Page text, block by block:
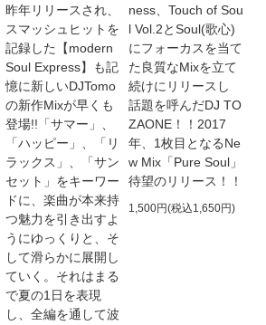
昨年リリースされ、
スマッシュヒットを
記録した【modern
Soul Express】も記
憶に新しいDJTomo
の新作Mixが早くも
登場!!「サマー」、
「ハッピー」、「リ
ラックス」、「サン
セット」をキーワー
ドに、楽曲が本来持
つ魅力を引き出すよ
うにゆっくりと、そ
して滑らかに展開し
ていく。それはまる
で夏の1日を表現
し、全編を通して波
ness、Touch of Sou
l Vol.2とSoul(歌心)
にフォーカスを当て
た良質なMixを立て
続けにリリースし
話題を呼んだDJ TO
ZAONE！！2017
年、1枚目となるNe
w Mix「Pure Soul」
待望のリリース！！
1,500円(税込1,650円)